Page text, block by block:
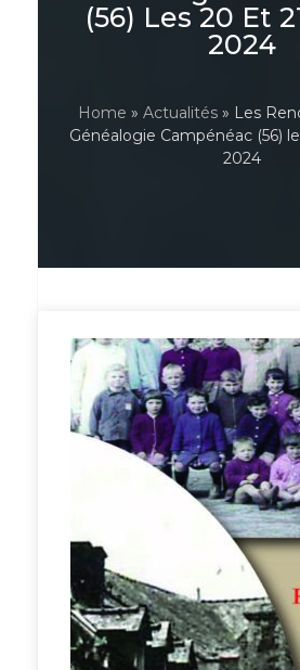
(56) Les 20 Et
2024
Home »Actualités » Les
Généalogie Campénéac (56)
2024